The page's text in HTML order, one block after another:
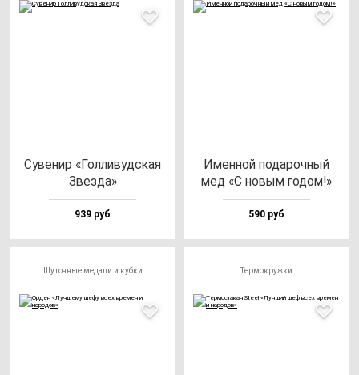
Суве­нир «Гол­ли­вуд­ская
Звез­да»
939 руб
Имен­ной по­да­роч­ный
мед «С но­вым го­дом!»
590 руб
Шуточные медали и кубки Термокружки